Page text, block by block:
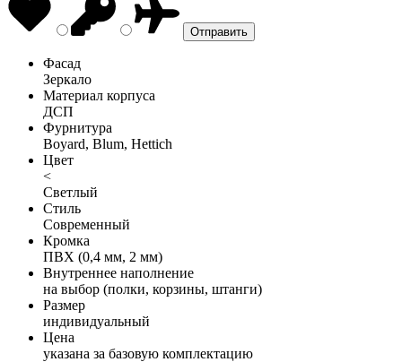
Фасад
Зеркало
Материал корпуса
ДСП
Фурнитура
Boyard, Blum, Hettich
Цвет
<
Светлый
Стиль
Современный
Кромка
ПВХ (0,4 мм, 2 мм)
Внутреннее наполнение
на выбор (полки, корзины, штанги)
Размер
индивидуальный
Цена
указана за базовую комплектацию